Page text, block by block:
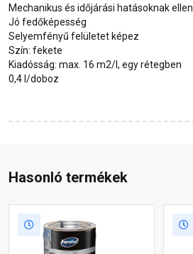
Mechanikus és időjárási hatásoknak
Jó fedőképesség
Selyemfényű felületet képez
Szín: fekete
Kiadósság: max. 16 m2/l, egy rétegben
0,4 l/doboz
Hasonló termékek